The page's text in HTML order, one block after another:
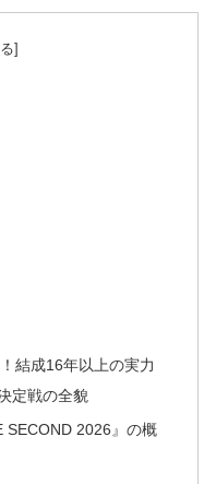
結成16年以上の実力
定戦の全貌
SECOND 2026』の概